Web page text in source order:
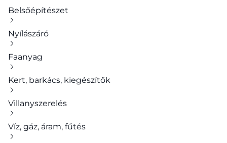
Belsőépítészet
Nyílászáró
Faanyag
Kert, barkács, kiegészítők
Villanyszerelés
Víz, gáz, áram, fűtés